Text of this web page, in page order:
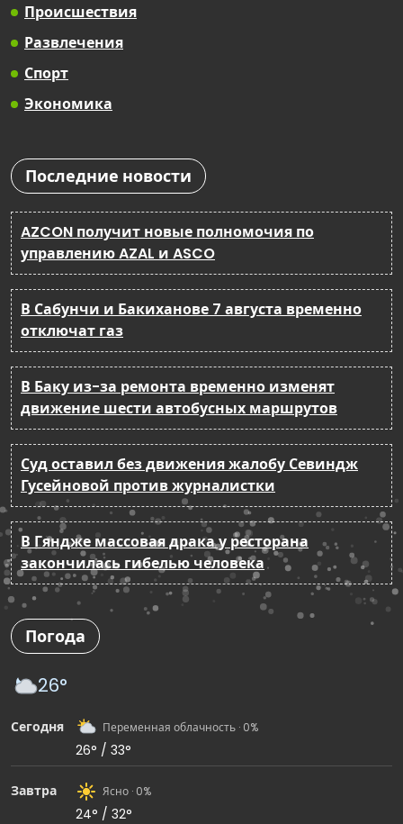
Происшествия
Развлечения
Спорт
Экономика
Последние новости
AZCON получит новые полномочия по
управлению AZAL и ASCO
В Сабунчи и Бакиханове 7 августа временно
отключат газ
В Баку из-за ремонта временно изменят
движение шести автобусных маршрутов
Суд оставил без движения жалобу Севиндж
Гусейновой против журналистки
В Гяндже массовая драка у ресторана
закончилась гибелью человека
Погода
26°
Сегодня Переменная облачность · 0%
26° / 33°
Завтра Ясно · 0%
24° / 32°